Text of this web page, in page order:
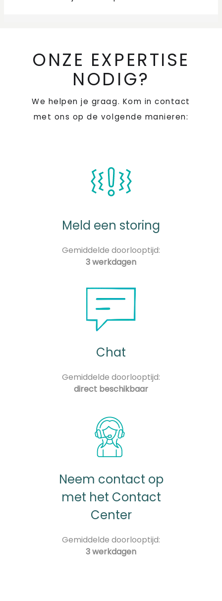
ONZE EXPERTISE
NODIG?
We helpen je graag. Kom in contact
met ons op de volgende manieren:
Meld een storing
Gemiddelde doorlooptijd:
3 werkdagen
Chat
Gemiddelde doorlooptijd:
direct beschikbaar
Neem contact op
met het Contact
Center
Gemiddelde doorlooptijd:
3 werkdagen